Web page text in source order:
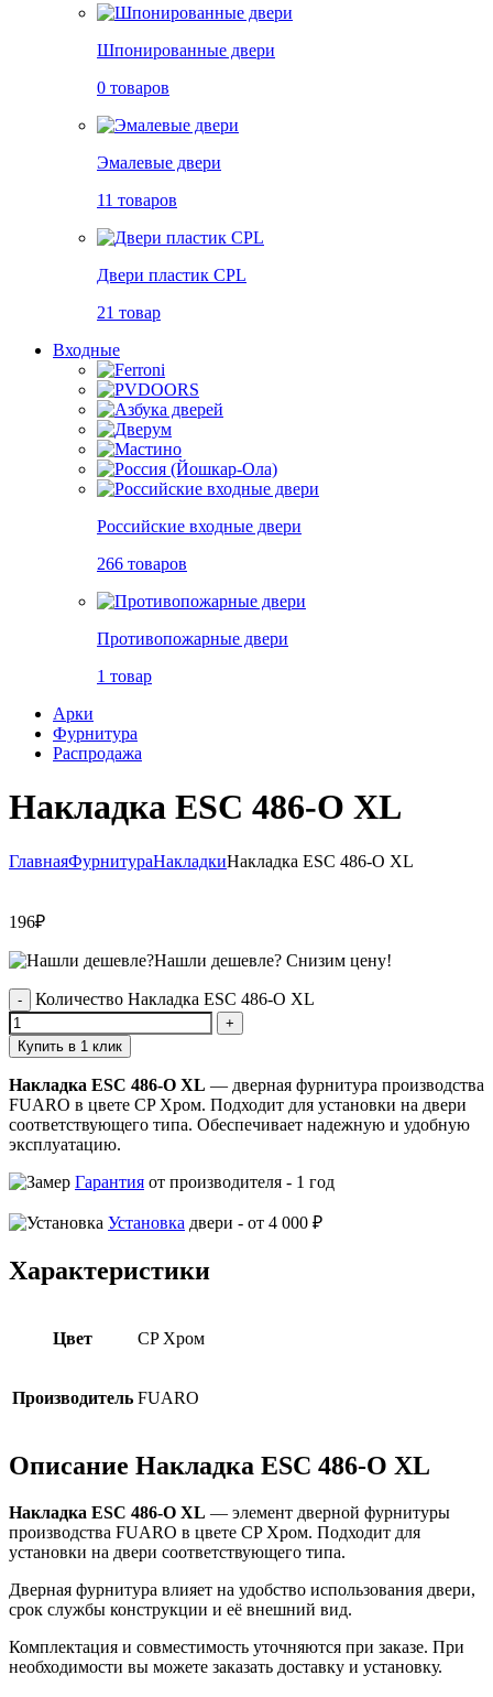
Шпонированные двери
0 товаров
Эмалевые двери
11 товаров
Двери пластик CPL
21 товар
Входные
Российские входные двери
266 товаров
Противопожарные двери
1 товар
Арки
Фурнитура
Распродажа
Накладка ESC 486-O XL
ГлавнаяФурнитураНакладкиНакладка ESC 486-O XL
196₽
Нашли дешевле? Снизим цену!
Количество Накладка ESC 486-O XL
Купить в 1 клик
Накладка ESC 486-O XL — дверная фурнитура производства
FUARO в цвете CP Хром. Подходит для установки на двери
соответствующего типа. Обеспечивает надежную и удобную
эксплуатацию.
Гарантия от производителя - 1 год
Установка двери - от 4 000 ₽
Характеристики
Цвет CP Хром
Производитель FUARO
Описание Накладка ESC 486-O XL
Накладка ESC 486-O XL — элемент дверной фурнитуры
производства FUARO в цвете CP Хром. Подходит для
установки на двери соответствующего типа.
Дверная фурнитура влияет на удобство использования двери,
срок службы конструкции и её внешний вид.
Комплектация и совместимость уточняются при заказе. При
необходимости вы можете заказать доставку и установку.